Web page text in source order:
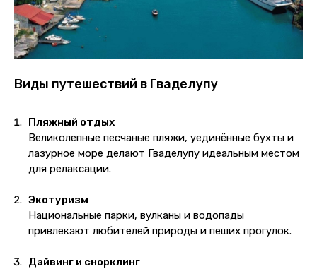
Виды путешествий в Гваделупу
Пляжный отдых
Великолепные песчаные пляжи, уединённые бухты и
лазурное море делают Гваделупу идеальным местом
для релаксации.
Экотуризм
Национальные парки, вулканы и водопады
привлекают любителей природы и пеших прогулок.
Дайвинг и снорклинг